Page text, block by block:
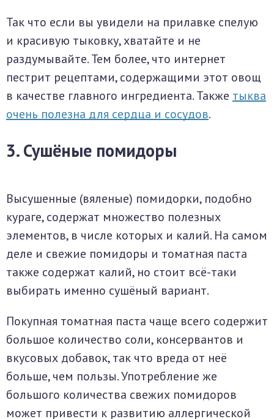
Так что если вы увидели на прилавке спелую
и красивую тыковку, хватайте и не
раздумывайте. Тем более, что интернет
пестрит рецептами, содержащими этот овощ
в качестве главного ингредиента. Также тыква
очень полезна для сердца и сосудов.
3. Сушёные помидоры
Высушенные (вяленые) помидорки, подобно
кураге, содержат множество полезных
элементов, в числе которых и калий. На самом
деле и свежие помидоры и томатная паста
также содержат калий, но стоит всё-таки
выбирать именно сушёный вариант.
Покупная томатная паста чаще всего содержит
большое количество соли, консервантов и
вкусовых добавок, так что вреда от неё
больше, чем пользы. Употребление же
большого количества свежих помидоров
может привести к развитию аллергической